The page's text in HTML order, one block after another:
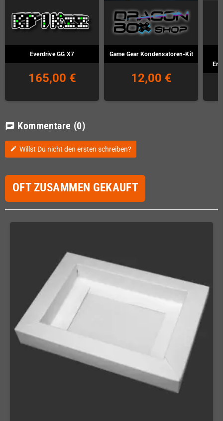
Everdrive GG X7
165,00 €
Game Gear Kondensatoren-Kit
12,00 €
chat Kommentare (0)
edit Willst Du nicht den ersten schreiben?
OFT ZUSAMMEN GEKAUFT